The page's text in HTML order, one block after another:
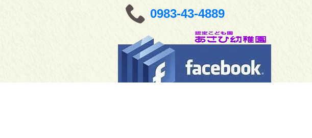
0983-43-4889